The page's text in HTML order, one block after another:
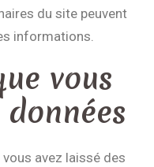
du site peuvent
informations.
vous
avez laissé des